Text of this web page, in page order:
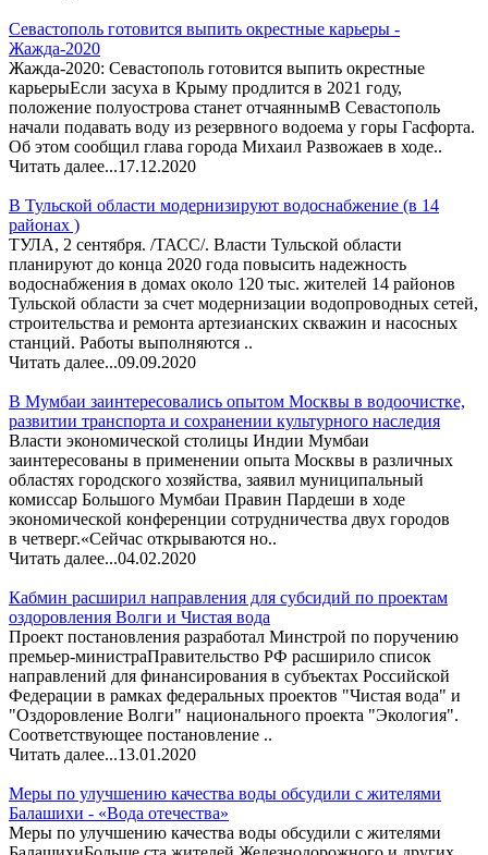
Севастополь готовится выпить окрестные карьеры -
Жажда-2020
Жажда-2020: Севастополь готовится выпить окрестные
карьерыЕсли засуха в Крыму продлится в 2021 году,
положение полуострова станет отчаяннымВ Севастополь
начали подавать воду из резервного водоема у горы Гасфорта.
Об этом сообщил глава города Михаил Развожаев в ходе..
Читать далее...17.12.2020
В Тульской области модернизируют водоснабжение (в 14
районах )
ТУЛА, 2 сентября. /ТАСС/. Власти Тульской области
планируют до конца 2020 года повысить надежность
водоснабжения в домах около 120 тыс. жителей 14 районов
Тульской области за счет модернизации водопроводных сетей,
строительства и ремонта артезианских скважин и насосных
станций. Работы выполняются ..
Читать далее...09.09.2020
В Мумбаи заинтересовались опытом Москвы в водоочистке,
развитии транспорта и сохранении культурного наследия
Власти экономической столицы Индии Мумбаи
заинтересованы в применении опыта Москвы в различных
областях городского хозяйства, заявил муниципальный
комиссар Большого Мумбаи Правин Пардеши в ходе
экономической конференции сотрудничества двух городов
в четверг.«Сейчас открываются но..
Читать далее...04.02.2020
Кабмин расширил направления для субсидий по проектам
оздоровления Волги и Чистая вода
Проект постановления разработал Минстрой по поручению
премьер-министраПравительство РФ расширило список
направлений для финансирования в субъектах Российской
Федерации в рамках федеральных проектов "Чистая вода" и
"Оздоровление Волги" национального проекта "Экология".
Соответствующее постановление ..
Читать далее...13.01.2020
Меры по улучшению качества воды обсудили с жителями
Балашихи - «Вода отечества»
Меры по улучшению качества воды обсудили с жителями